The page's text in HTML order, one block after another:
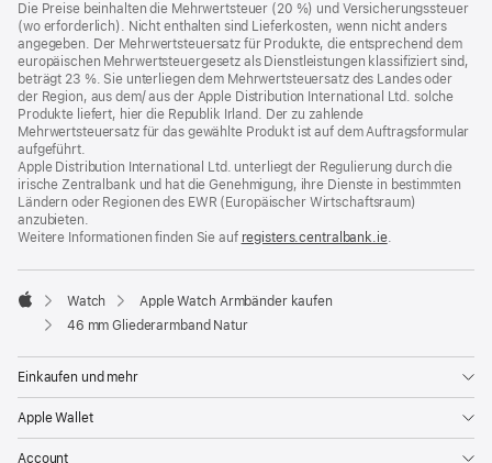
Die Preise beinhalten die Mehrwertsteuer (20 %) und Versicherungssteuer
(wo erforderlich). Nicht enthalten sind Lieferkosten, wenn nicht anders
angegeben. Der Mehrwertsteuersatz für Produkte, die entsprechend dem
europäischen Mehrwertsteuergesetz als Dienstleistungen klassifiziert sind,
beträgt 23 %. Sie unterliegen dem Mehrwertsteuersatz des Landes oder
der Region, aus dem/ aus der Apple Distribution International Ltd. solche
Produkte liefert, hier die Republik Irland. Der zu zahlende
Mehrwertsteuersatz für das gewählte Produkt ist auf dem Auftragsformular
aufgeführt.
Apple Distribution International Ltd. unterliegt der Regulierung durch die
irische Zentralbank und hat die Genehmigung, ihre Dienste in bestimmten
Ländern oder Regionen des EWR (Europäischer Wirtschaftsraum)
anzubieten.
Weitere Informationen finden Sie auf registers.centralbank.ie(Öffnet
neues
.
Apple
Watch
Apple Watch Armbänder kaufen
46 mm Gliederarmband Natur
Einkaufen und mehr
Apple Wallet
Account